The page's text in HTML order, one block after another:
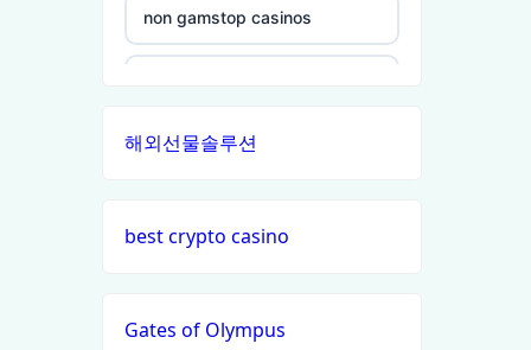
non gamstop casinos
non gamstop casinos
non gamstop casinos
bukmacherzy
non gamstop casino
non gamstop casino
non gamstop casinos
non gamstop casinos
non gamstop casinos
해외선물솔루션
best crypto casino
Gates of Olympus